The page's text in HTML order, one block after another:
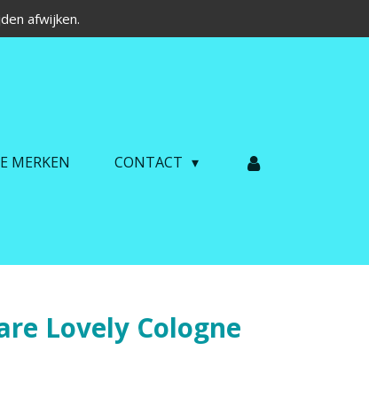
afwijken.
MERKEN CONTACT
Lovely Cologne